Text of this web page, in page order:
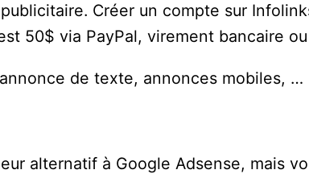
Créer un compte sur
50$ via PayPal, virement bancaire
de texte, annonces mobiles, …
alternatif à Google Adsense, mais